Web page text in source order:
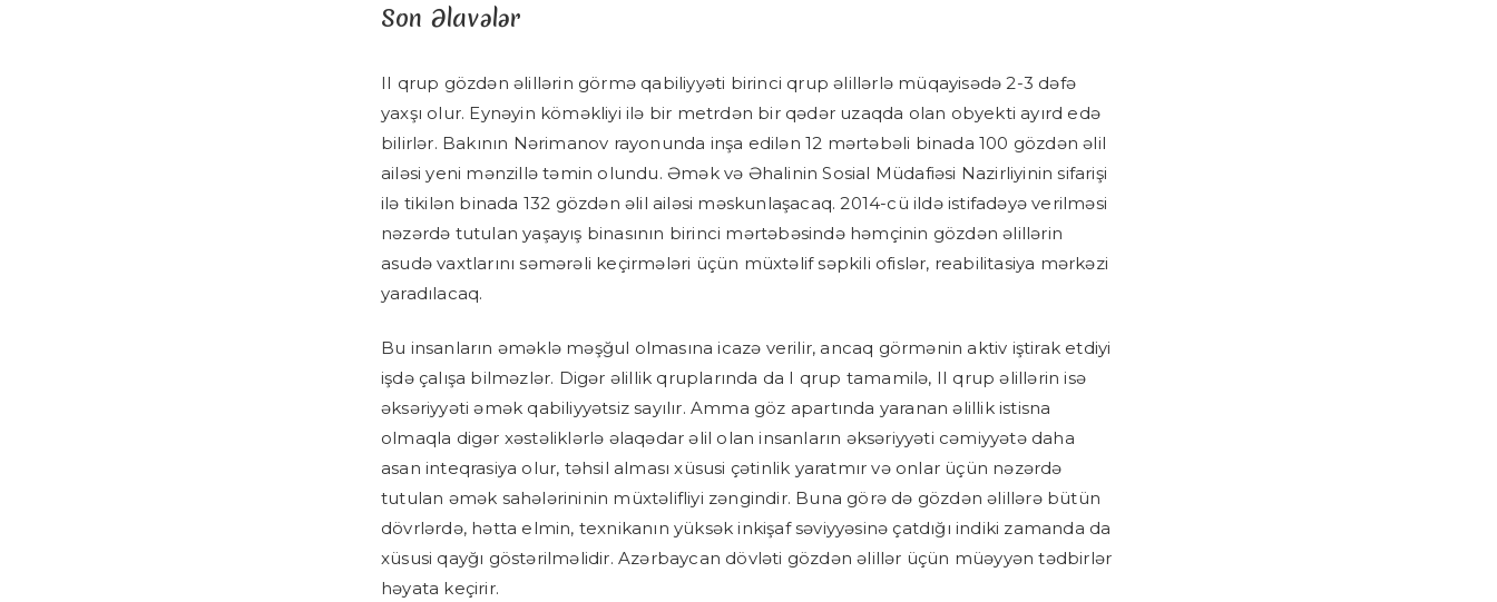
Son Əlavələr
II qrup gözdən əlillərin görmə qabiliyyəti birinci qrup əlillərlə müqayisədə 2-3 dəfə
yaxşı olur. Eynəyin köməkliyi ilə bir metrdən bir qədər uzaqda olan obyekti ayırd edə
bilirlər. Bakının Nərimanov rayonunda inşa edilən 12 mərtəbəli binada 100 gözdən əlil
ailəsi yeni mənzillə təmin olundu. Əmək və Əhalinin Sosial Müdafiəsi Nazirliyinin sifarişi
ilə tikilən binada 132 gözdən əlil ailəsi məskunlaşacaq. 2014-cü ildə istifadəyə verilməsi
nəzərdə tutulan yaşayış binasının birinci mərtəbəsində həmçinin gözdən əlillərin
asudə vaxtlarını səmərəli keçirmələri üçün müxtəlif səpkili ofislər, reabilitasiya mərkəzi
yaradılacaq.
Bu insanların əməklə məşğul olmasına icazə verilir, ancaq görmənin aktiv iştirak etdiyi
işdə çalışa bilməzlər. Digər əlillik qruplarında da I qrup tamamilə, II qrup əlillərin isə
əksəriyyəti əmək qabiliyyətsiz sayılır. Amma göz apartında yaranan əlillik istisna
olmaqla digər xəstəliklərlə əlaqədar əlil olan insanların əksəriyyəti cəmiyyətə daha
asan inteqrasiya olur, təhsil alması xüsusi çətinlik yaratmır və onlar üçün nəzərdə
tutulan əmək sahələrininin müxtəlifliyi zəngindir. Buna görə də gözdən əlillərə bütün
dövrlərdə, hətta elmin, texnikanın yüksək inkişaf səviyyəsinə çatdığı indiki zamanda da
xüsusi qayğı göstərilməlidir. Azərbaycan dövləti gözdən əlillər üçün müəyyən tədbirlər
həyata keçirir.